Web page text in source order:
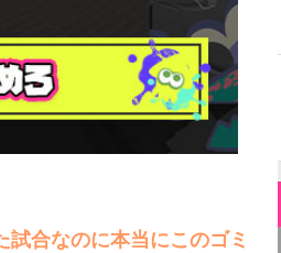
合なのに本当にこのゴミ